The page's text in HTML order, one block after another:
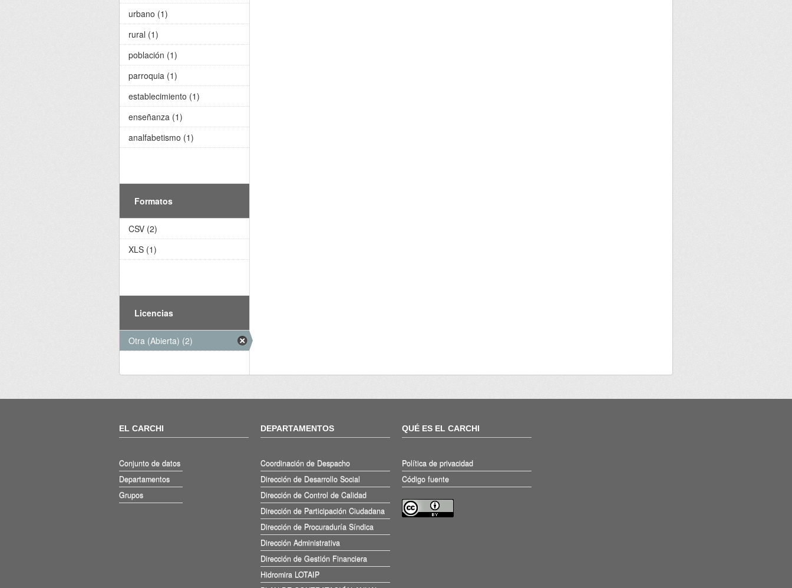
urbano (1)
rural (1)
población (1)
parroquia (1)
establecimiento (1)
enseñanza (1)
analfabetismo (1)
Formatos
CSV (2)
XLS (1)
Licencias
Otra (Abierta) (2)
EL CARCHI
Conjunto de datos
Departamentos
Grupos
DEPARTAMENTOS
Coordinación de Despacho
Dirección de Desarrollo Social
Dirección de Control de Calidad
Dirección de Participación Ciudadana
Dirección de Procuraduría Síndica
Dirección Administrativa
Dirección de Gestión Financiera
Hidromira LOTAIP
QUÉ ES EL CARCHI
Política de privacidad
Código fuente